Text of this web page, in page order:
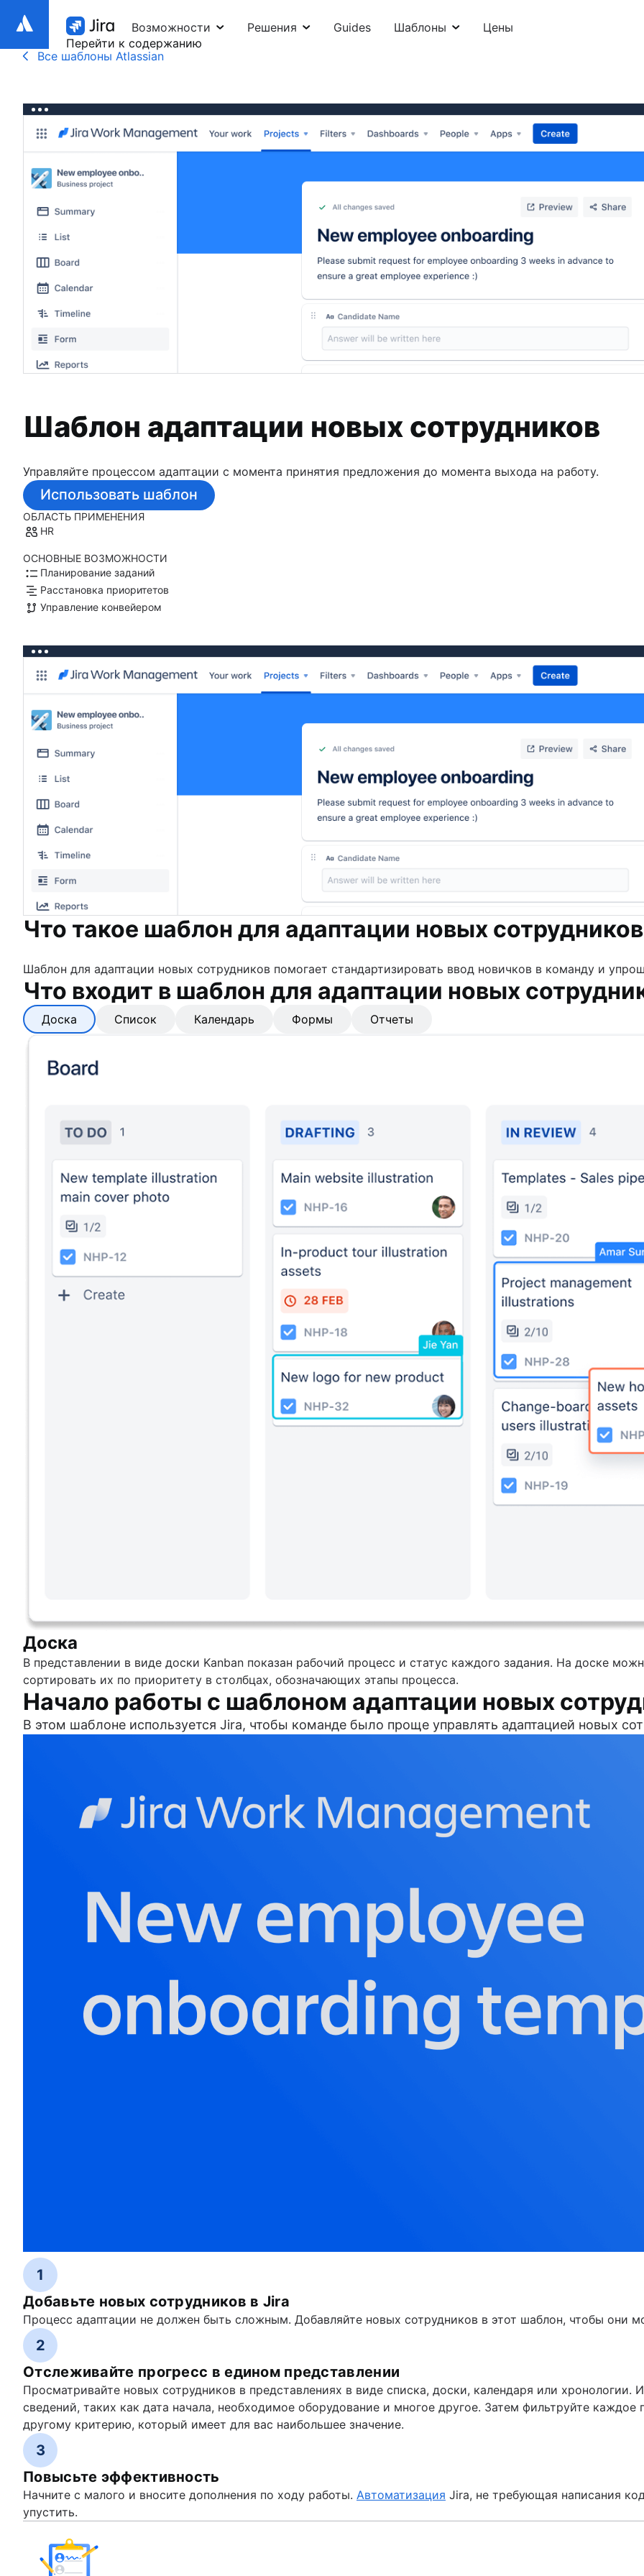
Перейти к содержанию
Возможности Решения Guides Шаблоны
Цены
Все шаблоны Atlassian
Шаблон адаптации новых сотрудников
Управляйте процессом адаптации с момента принятия предложения до момента выхода на работу.
Использовать шаблон
ОБЛАСТЬ ПРИМЕНЕНИЯ
HR
ОСНОВНЫЕ ВОЗМОЖНОСТИ
Планирование заданий
Расстановка приоритетов
Управление конвейером
Что такое шаблон для адаптации новых
Шаблон для адаптации новых сотрудников помогает стандартизировать ввод новичков в команду и
Что входит в шаблон для адаптации новых
Доска Список Календарь Формы Отчеты
Доска
В представлении в виде доски Kanban показан рабочий процесс и статус каждого задания. На доске
сортировать их по приоритету в столбцах, обозначающих этапы процесса.
Начало работы с шаблоном адаптации новых
В этом шаблоне используется Jira, чтобы команде было проще управлять адаптацией новых
1
Добавьте новых сотрудников в Jira
Процесс адаптации не должен быть сложным. Добавляйте новых сотрудников в этот шаблон, чтобы они
2
Отслеживайте прогресс в едином представлении
Просматривайте новых сотрудников в представлениях в виде списка, доски, календаря или хронологии.
сведений, таких как дата начала, необходимое оборудование и многое другое. Затем фильтруйте
другому критерию, который имеет для вас наибольшее значение.
3
Повысьте эффективность
Начните с малого и вносите дополнения по ходу работы. Автоматизация Jira, не требующая написания
упустить.